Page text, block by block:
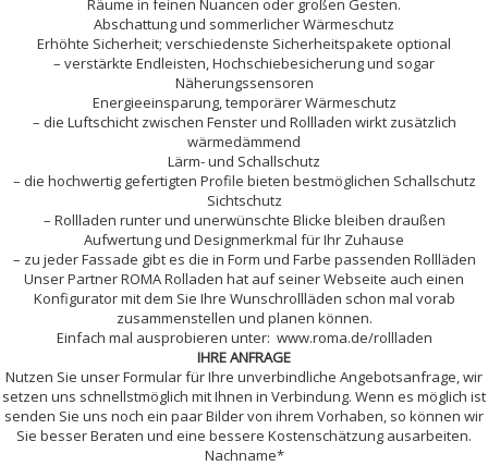
Räume in feinen Nuancen oder großen Gesten.
Abschattung und sommerlicher Wärmeschutz
Erhöhte Sicherheit; verschiedenste Sicherheitspakete optional
– verstärkte Endleisten, Hochschiebesicherung und sogar
Näherungssensoren
Energieeinsparung, temporärer Wärmeschutz
– die Luftschicht zwischen Fenster und Rollladen wirkt zusätzlich
wärmedämmend
Lärm- und Schallschutz
– die hochwertig gefertigten Profile bieten bestmöglichen Schallschutz
Sichtschutz
– Rollladen runter und unerwünschte Blicke bleiben draußen
Aufwertung und Designmerkmal für Ihr Zuhause
– zu jeder Fassade gibt es die in Form und Farbe passenden Rollläden
Unser Partner ROMA Rolladen hat auf seiner Webseite auch einen
Konfigurator mit dem Sie Ihre Wunschrollläden schon mal vorab
zusammenstellen und planen können.
Einfach mal ausprobieren unter: www.roma.de/rollladen
IHRE ANFRAGE
Nutzen Sie unser Formular für Ihre unverbindliche Angebotsanfrage, wir
setzen uns schnellstmöglich mit Ihnen in Verbindung. Wenn es möglich ist
senden Sie uns noch ein paar Bilder von ihrem Vorhaben, so können wir
Sie besser Beraten und eine bessere Kostenschätzung ausarbeiten.
Nachname*